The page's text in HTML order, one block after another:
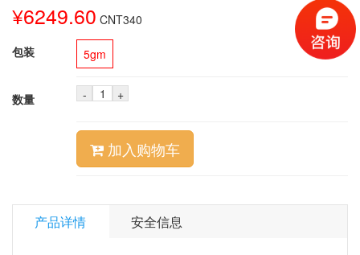
¥6249.60 CNT340
包装
5gm
数量 - +
加入购物车
产品详情 安全信息